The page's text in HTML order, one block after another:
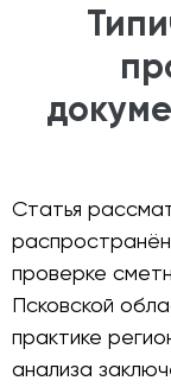
Статья
проверке
Псковской
практике
анализа